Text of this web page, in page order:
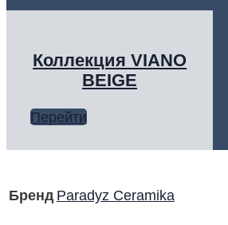
Коллекция VIANO
BEIGE
Перейти
Бренд Paradyz Ceramika